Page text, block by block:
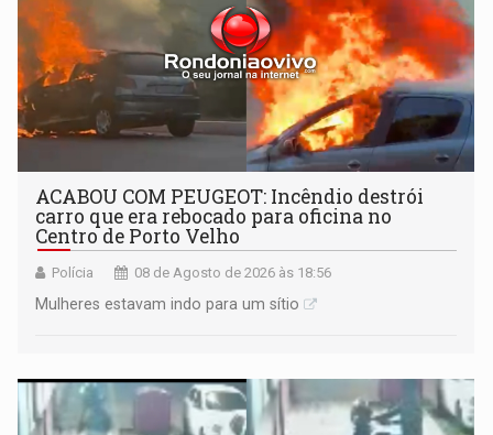
ACABOU COM PEUGEOT: Incêndio destrói
carro que era rebocado para oficina no
Centro de Porto Velho
Polícia 08 de Agosto de 2026 às 18:56
Mulheres estavam indo para um sítio